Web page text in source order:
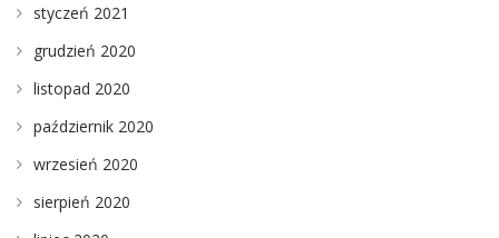
styczeń 2021
grudzień 2020
listopad 2020
październik 2020
wrzesień 2020
sierpień 2020